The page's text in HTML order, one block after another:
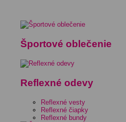
Športové oblečenie
Reflexné odevy
Reflexné vesty
Reflexné čiapky
Reflexné bundy